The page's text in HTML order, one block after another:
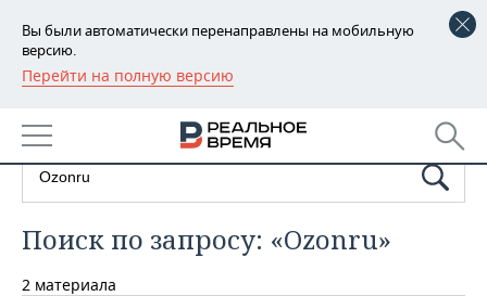
Вы были автоматически перенаправлены на мобильную
версию.
Перейти на полную версию
РЕГИОНЫ
БАШКОРТОСТАН
ТАТАРСТАН
УДМУРТИЯ
НОВОСТИ
АНАЛИТИКА
НОВОСТИ АНАЛИТИКИ
ДЕКЛАРАЦИИ О ДОХОДАХ
ЭКОНОМИКА
НОВОСТИ ЭКОНОМИКИ
ПРОМЫШЛЕННОСТЬ
Поиск по запросу: «Ozonru»
2 материала